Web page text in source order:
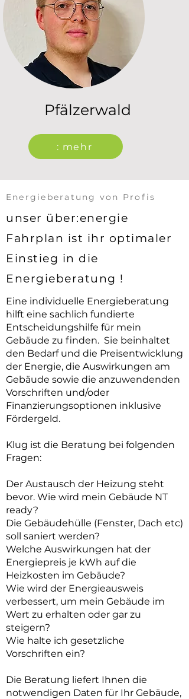
Pfälzerwald
: mehr
Energieberatung von Profis
unser über:energie
Fahrplan ist ihr optimaler
Einstieg in die
Energieberatung !
Eine individuelle Energieberatung
hilft eine sachlich fundierte
Entscheidungshilfe für mein
Gebäude zu finden. Sie beinhaltet
den Bedarf und die Preisentwicklung
der Energie, die Auswirkungen am
Gebäude sowie die anzuwendenden
Vorschriften und/oder
Finanzierungsoptionen inklusive
Fördergeld.
Klug ist die Beratung bei folgenden
Fragen:
Der Austausch der Heizung steht
bevor. Wie wird mein Gebäude NT
ready?
Die Gebäudehülle (Fenster, Dach etc)
soll saniert werden?
Welche Auswirkungen hat der
Energiepreis je kWh auf die
Heizkosten im Gebäude?
Wie wird der Energieausweis
verbessert, um mein Gebäude im
Wert zu erhalten oder gar zu
steigern?
Wie halte ich gesetzliche
Vorschriften ein?
Die Beratung liefert Ihnen die
notwendigen Daten für Ihr Gebäude,